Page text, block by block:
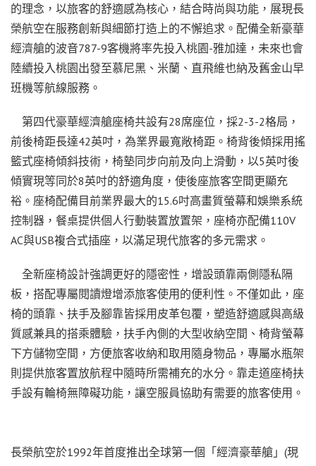
的理念，以旅客的舒適感為核心，結合時尚與功能，展現長
榮航空在服務創新與細節打造上的不懈追求。配備全新豪華
經濟艙的波音787-9客機將率先投入桃園-雅加達，未來也會
陸續投入桃園出發至慕尼黑、米蘭、直飛維也納及舊金山早
班機等航線服務。
第四代豪華經濟艙座椅共設有28席座位，採2-3-2格局，
前後椅距長達42英吋，為業界最寬敞椅距。椅背後傾採用搖
籃式座椅傾斜技術，椅墊同步向前及向上滑動，以5英吋後
傾實現等同於8英吋的舒適角度，使後座旅客空間更顯充
裕。座椅配備目前業界最大的15.6吋高畫質螢幕和娛樂系統
控制器，餐桌提供個人行動裝置放置架，座椅亦配備110V
AC與USB複合式插座，以滿足現代旅客的多元需求。
全新座椅設計強調更好的隱密性，增設頭靠兩側隱私隔
板，搭配專屬閱讀燈增添旅客使用的便利性。不僅如此，座
椅的頭靠、扶手及腳靠皆採用皮革包覆，塑造舒適感與高級
質感兼具的搭乘體驗，扶手內側的大型收納空間、椅背螢幕
下方儲物空間，方便旅客收納和取用隨身物品，專屬水瓶架
則提供旅客置放航程中隨時所需補充的水分。靠走道座椅扶
手設有輪椅無障礙功能，讓空服員協助有需要的旅客使用。
長榮航空於1992年首度推出全球第一個「經濟豪華艙」(現